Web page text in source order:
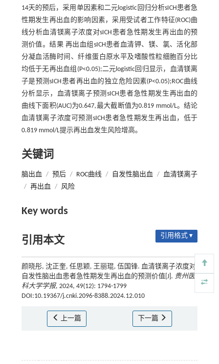
14天的预后，采用单因素和二元logistic回归分析sICH患者急
性期发生再出血的影响因素，采用受试者工作特征(ROC)曲
线分析血清镁离子浓度对sICH患者急性期发生再出血的预
测价值。结果 再出血组sICH患者血清钾、镁、氯、活化部
分凝血活酶时间、纤维蛋白原水平及嗜酸性粒细胞百分比
均低于无再出血组(P<0.05);二元logistic回归显示，血清镁离
子是预测sICH患者再出血的独立危险因素(P<0.05);ROC曲线
分析显示，血清镁离子预测sICH患者急性期发生再出血的
曲线下面积(AUC)为0.647,最大截断值为0.819 mmol/L。结论
血清镁离子浓度可预测sICH患者急性期发生再出血，低于
0.819 mmol/L提示再出血发生风险增高。
关键词
脑出血 / 预后 / ROC曲线 / 自发性脑出血 /
血清镁离子
/ 再出血 / 风险
Key words
引用本文 引用格式 ▾
颜晓彤, 沈正奎, 任思颖, 王丽琨, 伍国锋. 血清镁离子浓度对
自发性脑出血患者急性期发生再出血的预测价值[J]. 贵州医
科大学学报, 2024, 49(12): 1794-1799
DOI:10.19367/j.cnki.2096-8388.2024.12.010
上一篇 下一篇